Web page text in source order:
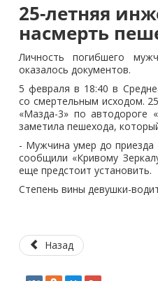
25-летняя
насмерть
Личность погибшего
оказалось документов.
5 февраля в 18:40 в
со смертельным исходом.
«Мазда-3» по автодороге
заметила пешехода,
- Мужчина умер до приезда
сообщили «Кривому
еще предстоит установить.
Степень вины девушки-
Назад